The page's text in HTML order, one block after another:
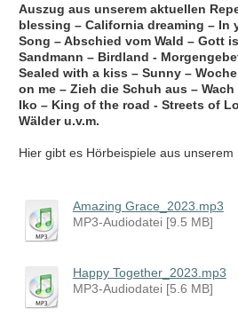
Auszug aus unserem aktuellen
blessing – California dreaming – In
Song – Abschied vom Wald – Gott
Sandmann – Birdland -
Sealed with a kiss – Sunny –
on me – Zieh die Schuh aus –
Iko – King of the road - Streets of
Wälder u.v.m.
Hier gibt es Hörbeispiele aus
Amazing Grace_2023.mp3
MP3-Audiodatei [9.5 MB]
Happy Together_2023.mp3
MP3-Audiodatei [5.6 MB]